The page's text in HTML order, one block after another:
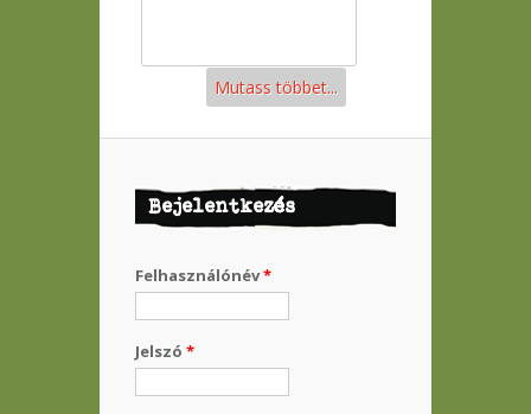
Mutass többet...
Bejelentkezés
Felhasználónév*
Jelszó *